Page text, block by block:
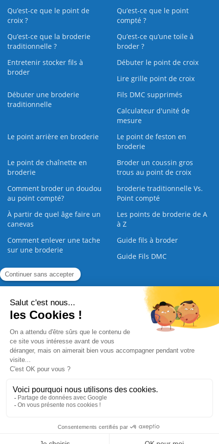
Qu’est-ce que le point de
croix ?
Qu’est-ce que le point
compté ?
Qu’est-ce que la broderie
traditionnelle ?
Qu’est‑ce qu’une toile à
broder ?
Entretenir stocker fils à
broder
Débuter le point de croix
Lire grille point de croix
Débuter une broderie
traditionnelle
Fils DMC supprimés
Calculateur d'unité de
mesure
Le point arrière en broderie
Le point de feston en
broderie
Le point de chaînette en
broderie
Broder un coussin gros
trous au point de croix
Comment broder un doudou
au point compté?
broderie traditionnelle Vs.
Point compté
À partir de quel âge faire un
canevas
Les points de broderie de A
à Z
Comment enlever une tache
sur une broderie
Guide fils à broder
Guide Fils DMC
Guide de la Broderie
Nous contacter |
Paiement sécurisé
2008 - 2026 © CreaMagic. ALL Rights Reserved.